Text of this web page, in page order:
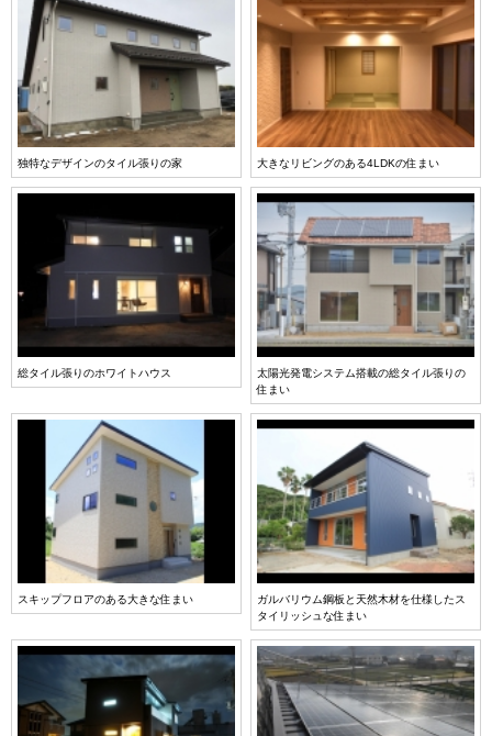
独特なデザインのタイル張りの家 大きなリビングのある4LDKの住まい
総タイル張りのホワイトハウス
太陽光発電システム搭載の総タイル張りの
住まい
スキップフロアのある大きな住まい
ガルバリウム鋼板と天然木材を仕様したス
タイリッシュな住まい